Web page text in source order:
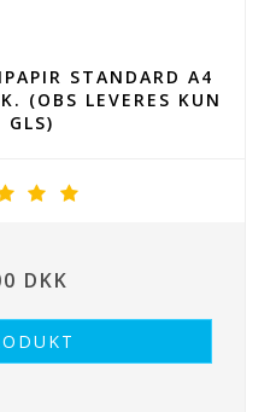
STANDARD A4
(OBS LEVERES KUN
GLS)
DKK